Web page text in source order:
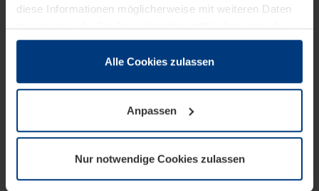
diese Informationen möglicherweise mit weiteren Daten
zusammen, die Sie ihnen bereitgestellt haben oder die
sie im Rahmen Ihrer Nutzung der Dienste gesammelt
wenn diese für den Betrieb dieser Seite unbedingt
notwendig sind. Für alle anderen Cookie-Typen benötigen
wir Ihre Erlaubnis. Ihre Einwilligung können Sie jederzeit
Datenschutzerklärungunserer Website ändern oder
widerrufen.
Alle Cookies zulassen
Anpassen
Nur notwendige Cookies zulassen